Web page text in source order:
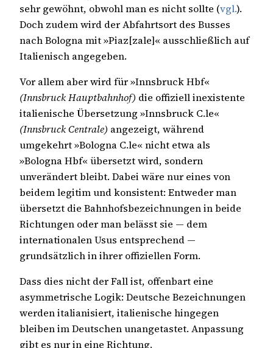
sehr gewöhnt, obwohl man es nicht sollte (vgl.).
Doch zudem wird der Abfahrtsort des Busses
nach Bologna mit »Piaz[zale]« ausschließlich auf
Italienisch angegeben.
Vor allem aber wird für »Innsbruck Hbf«
(Innsbruck Hauptbahnhof) die offiziell inexistente
italienische Übersetzung »Innsbruck C.le«
(Innsbruck Centrale) angezeigt, während
umgekehrt »Bologna C.le« nicht etwa als
»Bologna Hbf« übersetzt wird, sondern
unverändert bleibt. Dabei wäre nur eines von
beidem legitim und konsistent: Entweder man
übersetzt die Bahnhofsbezeichnungen in beide
Richtungen oder man belässt sie — dem
internationalen Usus entsprechend —
grundsätzlich in ihrer offiziellen Form.
Dass dies nicht der Fall ist, offenbart eine
asymmetrische Logik: Deutsche Bezeichnungen
werden italianisiert, italienische hingegen
bleiben im Deutschen unangetastet. Anpassung
gibt es nur in eine Richtung.